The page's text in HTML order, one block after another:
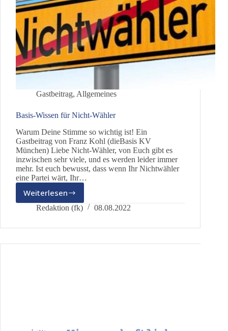
Gastbeitrag, Allgemeines
Basis-Wissen für Nicht-Wähler
Warum Deine Stimme so wichtig ist! Ein
Gastbeitrag von Franz Kohl (dieBasis KV
München) Liebe Nicht-Wähler, von Euch gibt es
inzwischen sehr viele, und es werden leider immer
mehr. Ist euch bewusst, dass wenn Ihr Nichtwähler
eine Partei wärt, Ihr…
Weiterlesen
Basis-
Wissen
Nicht-
Redaktion (fk) 08.08.2022